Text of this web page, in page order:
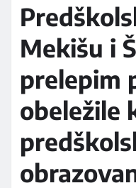
Mekišu i
prelepim
obeležile